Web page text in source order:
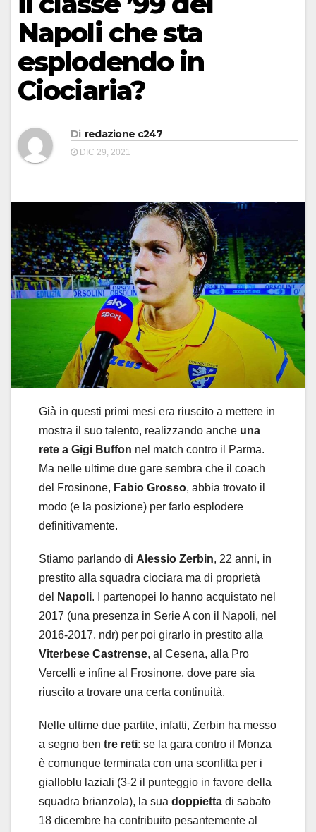
Napoli che sta
esplodendo in
Ciociaria?
Di redazione c247
DIC 29, 2021
Già in questi primi mesi era riuscito a mettere in
mostra il suo talento, realizzando anche una
rete a Gigi Buffon nel match contro il Parma.
Ma nelle ultime due gare sembra che il coach
del Frosinone, Fabio Grosso, abbia trovato il
modo (e la posizione) per farlo esplodere
definitivamente.
Stiamo parlando di Alessio Zerbin, 22 anni, in
prestito alla squadra ciociara ma di proprietà
del
Napoli. I partenopei lo hanno acquistato nel
2017 (una presenza in Serie A con il Napoli, nel
2016-2017, ndr) per poi girarlo in prestito alla
Viterbese Castrense, al Cesena, alla Pro
Vercelli e infine al Frosinone, dove pare sia
riuscito a trovare una certa continuità.
Nelle ultime due partite, infatti, Zerbin ha messo
a segno ben tre reti: se la gara contro il Monza
è comunque terminata con una sconfitta per i
gialloblu laziali (3-2 il punteggio in favore della
squadra brianzola), la sua doppietta di sabato
18 dicembre ha contribuito pesantemente al